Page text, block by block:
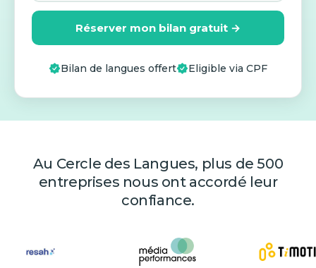
Réserver mon bilan gratuit →
Bilan de langues offert Eligible via CPF
Au Cercle des Langues, plus de 500
entreprises nous ont accordé leur
confiance.